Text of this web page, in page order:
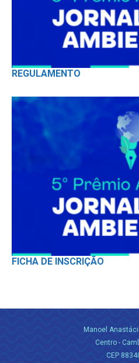
REGULAMENTO
FICHA DE INSCRIÇÃO
Manoel
Centro -
CEP